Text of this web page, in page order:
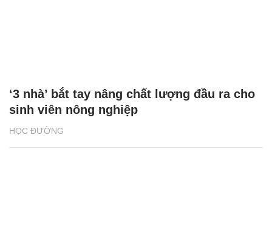
HỌC ĐƯỜNG
‘3 nhà’ bắt tay nâng chất lượng đầu ra cho
sinh viên nông nghiệp